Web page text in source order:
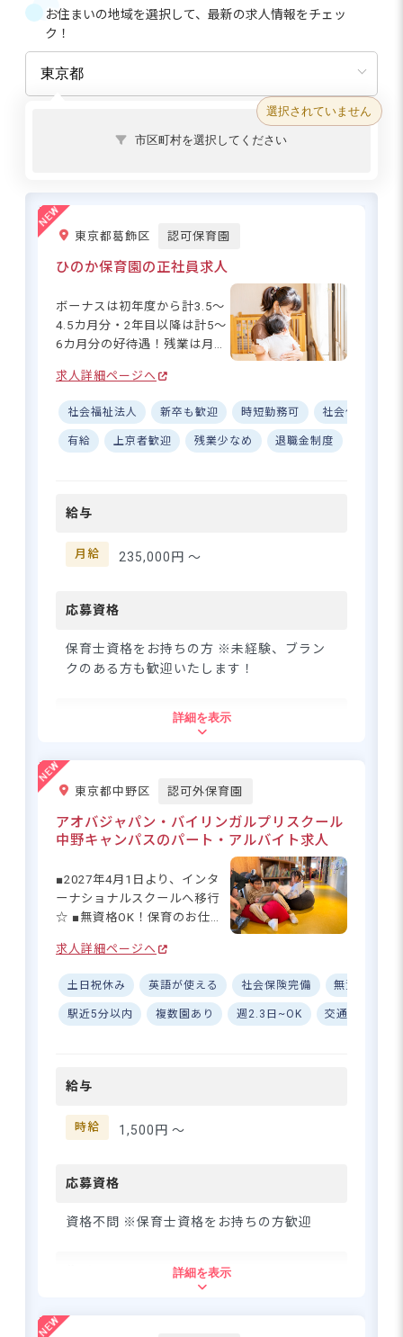
お住まいの地域を選択して、最新の求人情報をチェッ
ク！
選択されていません
市区町村を選択してください
東京都葛飾区 認可保育園
ひのか保育園の正社員求人
ボーナスは初年度から計3.5～
4.5カ月分・2年目以降は計5～
6カ月分の好待遇！残業は月平
手書き作業を減らし、業務は
分担しながら一人あたりの負
担を減らしており、働きやす
い環境を整えています。引っ
越し代補助や最大82,000円の
一から丁寧にサポートします
る方も安心して働いていけま
すよ。
求人詳細ページへ
社会福祉法人 新卒も歓迎 時短勤務可 社会保険完備
有給 上京者歓迎 残業少なめ 退職金制度
給与
月給 235,000円 〜
応募資格
保育士資格をお持ちの方 ※未経験、ブラン
クのある方も歓迎いたします！
◆自転車・バイク通勤OK（駐輪場無
や飲食店があり、夕飯などの買い物に便
利です。
福利厚生が充実の好環境！賞与年3
回・初年度より最大計4.5カ月分支
給
登録・相談無料
詳細を表示
東京都中野区 認可外保育園
アオバジャパン・バイリンガルプリスクール
中野キャンパスのパート・アルバイト求人
■2027年4月1日より、インタ
ーナショナルスクールへ移行
☆ ■無資格OK！保育のお仕事
分のペースで無理なく働ける
♪ ■土日祝休み！プライベー
トも大切にできる◎ ーー【バ
イリンガル教育の現場で、子
どもたちの成長をそばで見守
ル中野キャンパスは、日本語
どもたちが伸び伸びと育つ、
国際色豊かなプリスクールで
で、ライブラリーや中庭など
様々な経験を積みながら働け
くり関われることも魅力の1つ
です♪ 保育補助として、子ど
もたちの日々の活動をサポー
トするお仕事をお任せしま
求人詳細ページへ
土日祝休み 英語が使える 社会保険完備 無資格可
駅近5分以内 複数園あり 週2.3日~OK 交通費支給
給与
時給 1,500円 〜
応募資格
資格不問 ※保育士資格をお持ちの方歓迎
詳細を表示